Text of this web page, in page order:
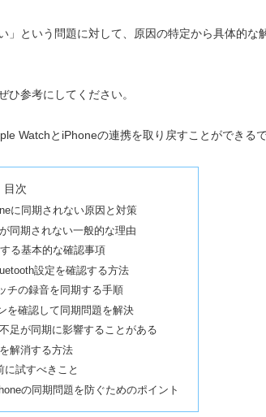
という問題に対して、原因の特定から具体的な
参考にしてください。
WatchとiPhoneの連携を取り戻すことができるで
目次
に同期されない原因と対策
同期されない一般的な理由
る基本的な確認事項
設定を確認する方法
チの録音を同期する手順
を確認して同期問題を解決
足が同期に影響することがある
解消する方法
に試すべきこと
の同期問題を防ぐためのポイント